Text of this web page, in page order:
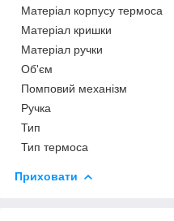
Матеріал корпусу термоса
Матеріал кришки
Матеріал ручки
Об'єм
Помповий механізм
Ручка
Тип
Тип термоса
Приховати